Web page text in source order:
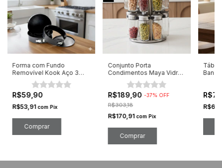
Forma com Fundo
Removível Kook Aço 3
R$59,90
R$53,91 com Pix
Conjunto Porta
Condimentos Maya Vidros
17Peças 80ML
R$189,90 -37% OFF
R$303,18
R$170,91 com Pix